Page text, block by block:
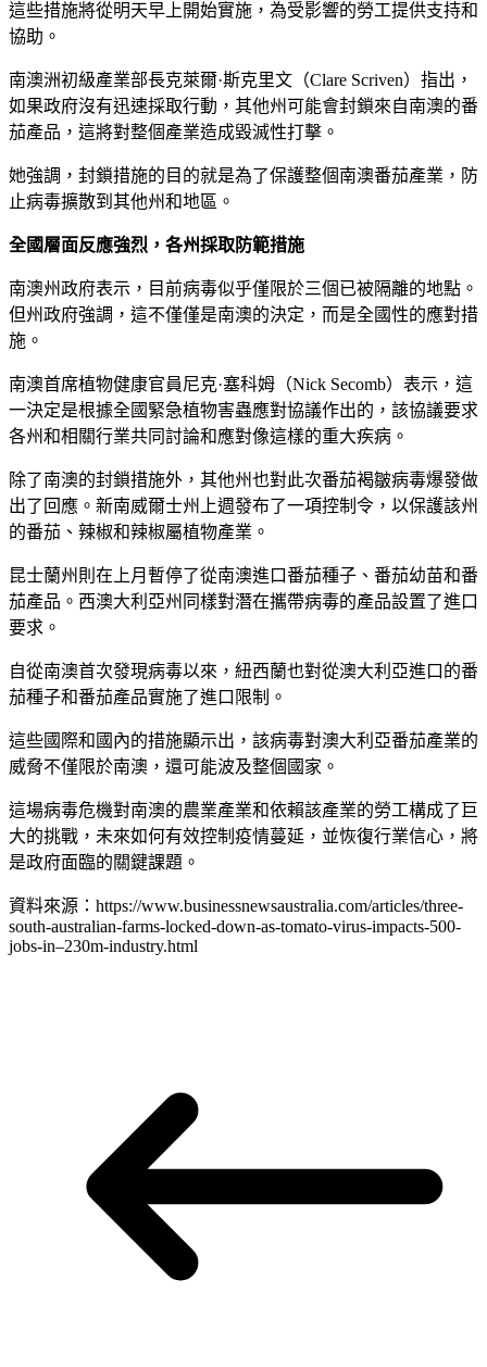
這些措施將從明天早上開始實施，為受影響的勞工提供支持和
協助。
南澳洲初級產業部長克萊爾·斯克里文（Clare Scriven）指出，
如果政府沒有迅速採取行動，其他州可能會封鎖來自南澳的番
茄產品，這將對整個產業造成毀滅性打擊。
她強調，封鎖措施的目的就是為了保護整個南澳番茄產業，防
止病毒擴散到其他州和地區。
全國層面反應強烈，各州採取防範措施
南澳州政府表示，目前病毒似乎僅限於三個已被隔離的地點。
但州政府強調，這不僅僅是南澳的決定，而是全國性的應對措
施。
南澳首席植物健康官員尼克·塞科姆（Nick Secomb）表示，這
一決定是根據全國緊急植物害蟲應對協議作出的，該協議要求
各州和相關行業共同討論和應對像這樣的重大疾病。
除了南澳的封鎖措施外，其他州也對此次番茄褐皺病毒爆發做
出了回應。新南威爾士州上週發布了一項控制令，以保護該州
的番茄、辣椒和辣椒屬植物產業。
昆士蘭州則在上月暫停了從南澳進口番茄種子、番茄幼苗和番
茄產品。西澳大利亞州同樣對潛在攜帶病毒的產品設置了進口
要求。
自從南澳首次發現病毒以來，紐西蘭也對從澳大利亞進口的番
茄種子和番茄產品實施了進口限制。
這些國際和國內的措施顯示出，該病毒對澳大利亞番茄產業的
威脅不僅限於南澳，還可能波及整個國家。
這場病毒危機對南澳的農業產業和依賴該產業的勞工構成了巨
大的挑戰，未來如何有效控制疫情蔓延，並恢復行業信心，將
是政府面臨的關鍵課題。
資料來源：https://www.businessnewsaustralia.com/articles/three-
south-australian-farms-locked-down-as-tomato-virus-impacts-500-
jobs-in–230m-industry.html